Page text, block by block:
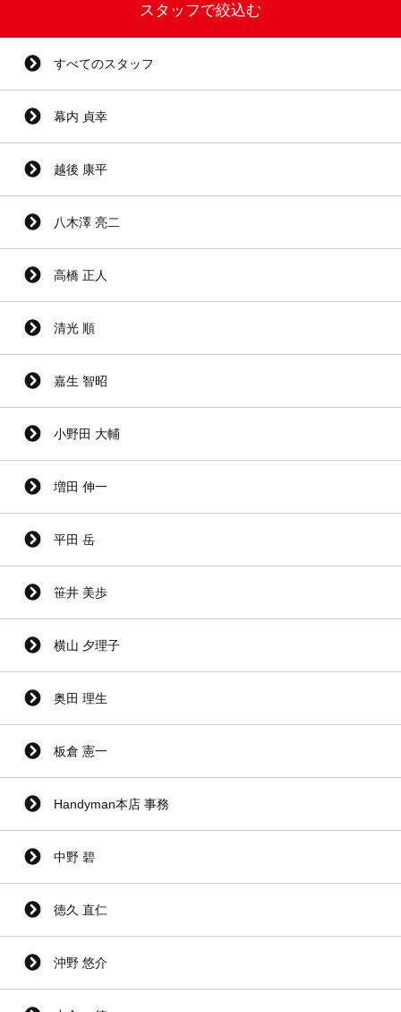
スタッフで絞込む
すべてのスタッフ
幕内 貞幸
越後 康平
八木澤 亮二
高橋 正人
清光 順
嘉生 智昭
小野田 大輔
増田 伸一
平田 岳
笹井 美歩
横山 夕理子
奥田 理生
板倉 憲一
Handyman本店 事務
中野 碧
徳久 直仁
沖野 悠介